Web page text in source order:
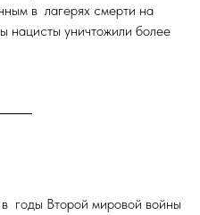
в лагерях смерти на
нацисты уничтожили более
годы Второй мировой войны